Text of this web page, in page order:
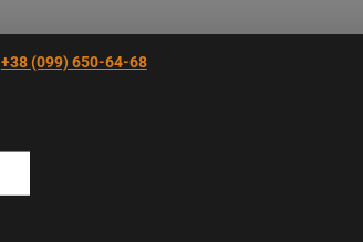
+38 (‎099) 650-64-68